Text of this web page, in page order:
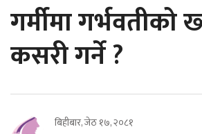
गर्मीमा गर्भवतीको
कसरी गर्ने ?
बिहीबार, जेठ १७, २०८१